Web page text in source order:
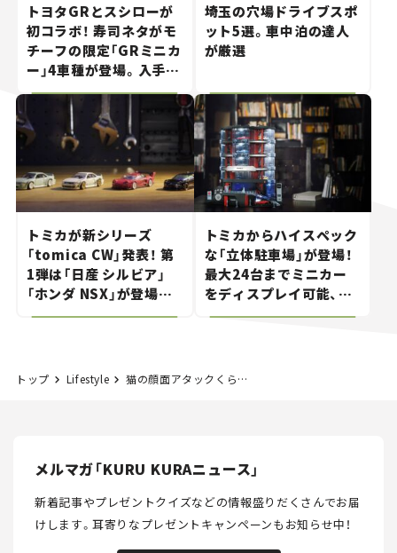
トヨタGRとスシローが
初コラボ！ 寿司ネタがモ
チーフの限定「GRミニカ
ー」4車種が登場。入手方
法は？【クルマとホビー】
埼玉の穴場ドライブスポ
ット5選。車中泊の達人
が厳選
トミカが新シリーズ
「tomica CW」発表！ 第
1弾は「日産 シルビア」
「ホンダ NSX」が登場。
世界が注目す
トミカからハイスペック
な「立体駐車場」が登場！
最大24台までミニカー
をディスプレイ可能、特
別な「日産 GT-R
トップ Lifestyle 猫の顔面アタックくらい予測不能で危険な横断とは？
メルマガ「KURU KURAニュース」
新着記事やプレゼントクイズなどの情報盛りだくさんでお届
けします。耳寄りなプレゼントキャンペーンもお知らせ中！